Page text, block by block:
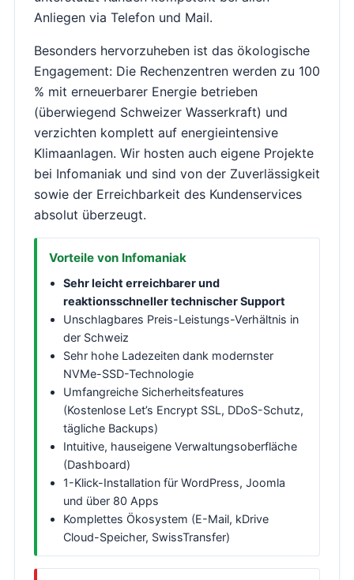
Anliegen via Telefon und Mail.
Besonders hervorzuheben ist das ökologische
Engagement: Die Rechenzentren werden zu 100
% mit erneuerbarer Energie betrieben
(überwiegend Schweizer Wasserkraft) und
verzichten komplett auf energieintensive
Klimaanlagen. Wir hosten auch eigene Projekte
bei Infomaniak und sind von der Zuverlässigkeit
sowie der Erreichbarkeit des Kundenservices
absolut überzeugt.
Vorteile von Infomaniak
Sehr leicht erreichbarer und
reaktionsschneller technischer Support
Unschlagbares Preis-Leistungs-Verhältnis in
der Schweiz
Sehr hohe Ladezeiten dank modernster
NVMe-SSD-Technologie
Umfangreiche Sicherheitsfeatures
(Kostenlose Let’s Encrypt SSL, DDoS-Schutz,
tägliche Backups)
Intuitive, hauseigene Verwaltungsoberfläche
(Dashboard)
1-Klick-Installation für WordPress, Joomla
und über 80 Apps
Komplettes Ökosystem (E-Mail, kDrive
Cloud-Speicher, SwissTransfer)